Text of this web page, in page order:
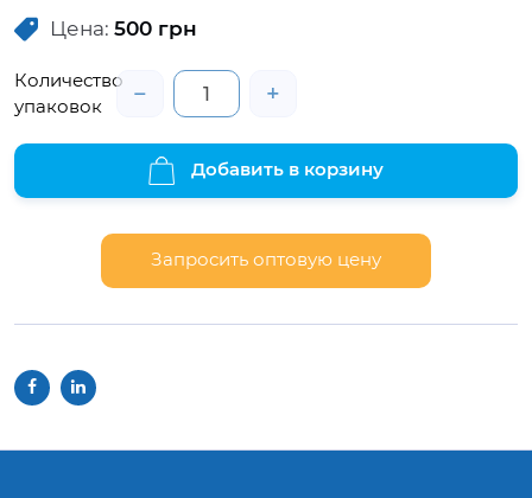
Цена: 500 грн
Количество
упаковок
− +
Добавить в корзину
Запросить оптовую цену